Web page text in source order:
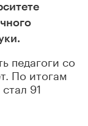
педагоги со
По итогам
91